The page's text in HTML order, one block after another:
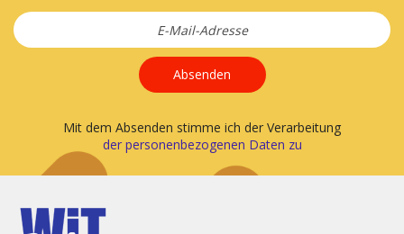
Absenden
Mit dem Absenden stimme ich der Verarbeitung
der personenbezogenen Daten zu